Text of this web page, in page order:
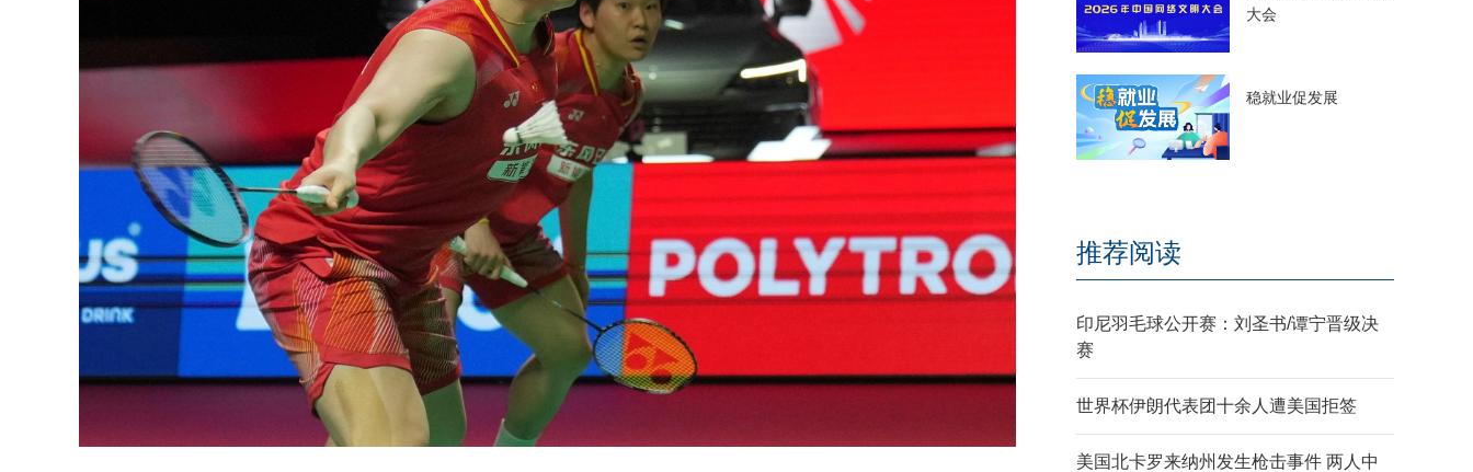
大会
稳就业促发展
推荐阅读
印尼羽毛球公开赛：刘圣书/谭宁晋级决
赛
世界杯伊朗代表团十余人遭美国拒签
美国北卡罗来纳州发生枪击事件 两人中